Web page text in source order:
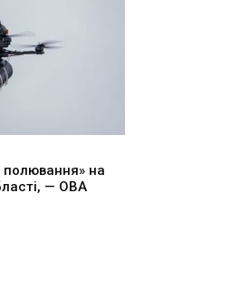
полювання» на
— ОВА